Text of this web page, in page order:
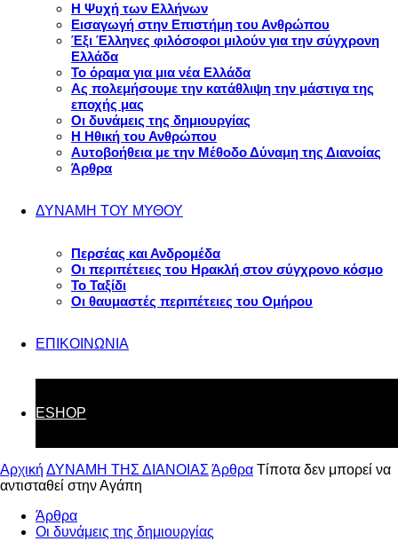
Η Ψυχή των Ελλήνων
Εισαγωγή στην Επιστήμη του Ανθρώπου
Έξι Έλληνες φιλόσοφοι μιλούν για την σύγχρονη
Ελλάδα
Το όραμα για μια νέα Ελλάδα
Ας πολεμήσουμε την κατάθλιψη την μάστιγα της
εποχής μας
Οι δυνάμεις της δημιουργίας
Η Ηθική του Ανθρώπου
Αυτοβοήθεια με την Μέθοδο Δύναμη της Διανοίας
Άρθρα
ΔΥΝΑΜΗ ΤΟΥ ΜΥΘΟΥ
Περσέας και Ανδρομέδα
Οι περιπέτειες του Ηρακλή στον σύγχρονο κόσμο
Το Ταξίδι
Οι θαυμαστές περιπέτειες του Ομήρου
ΕΠΙΚΟΙΝΩΝΙΑ
ESHOP
Αρχική ΔΥΝΑΜΗ ΤΗΣ ΔΙΑΝΟΙΑΣ Άρθρα Τίποτα δεν μπορεί να
αντισταθεί στην Αγάπη
Άρθρα
Οι δυνάμεις της δημιουργίας